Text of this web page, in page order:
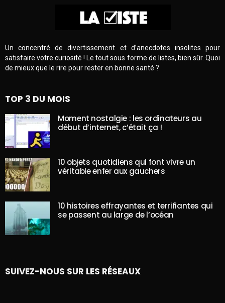
Un concentré de divertissement et d’anecdotes insolites pour
satisfaire votre curiosité ! Le tout sous forme de listes, bien sûr. Quoi
de mieux que le rire pour rester en bonne santé ?
TOP 3 DU MOIS
Moment nostalgie : les ordinateurs au
début d’internet, c’était ça !
10 objets quotidiens qui font vivre un
véritable enfer aux gauchers
10 histoires effrayantes et terrifiantes qui
se passent au large de l’océan
SUIVEZ-NOUS SUR LES RÉSEAUX